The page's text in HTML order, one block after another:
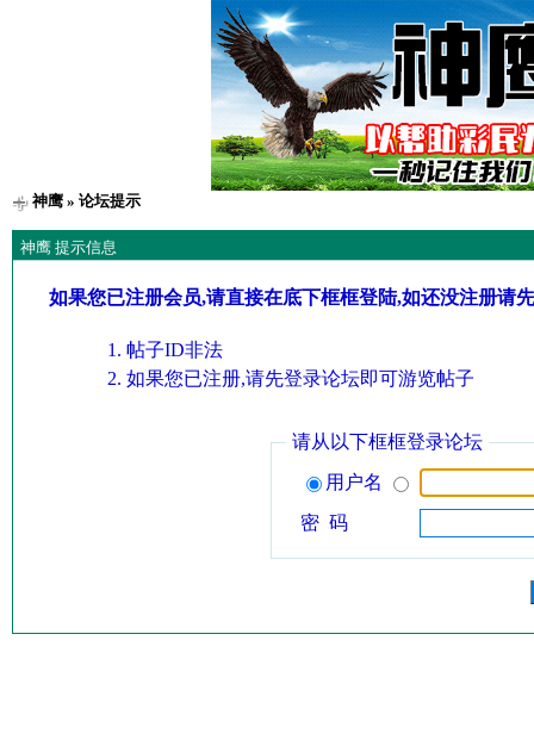
神鹰» 论坛提示
神鹰 提示信息
如果您已注册会员,请直接在底下框框登陆,如还没注册请
帖子ID非法
如果您已注册,请先登录论坛即可游览帖子
请从以下框框登录论坛
用户名
密 码